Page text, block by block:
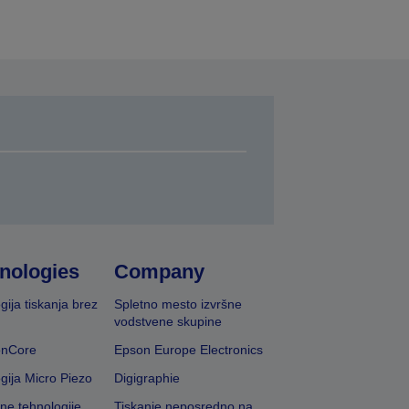
tiskanja brez
Micro Piezo
tehnologije
Company
Spletno mesto izvršne
vodstvene skupine
Epson Europe Electronics
Digigraphie
Tiskanje neposredno na